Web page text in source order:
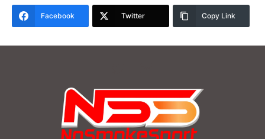
Facebook Twitter Copy Link